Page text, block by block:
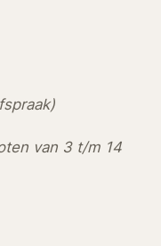
van 3 t/m 14